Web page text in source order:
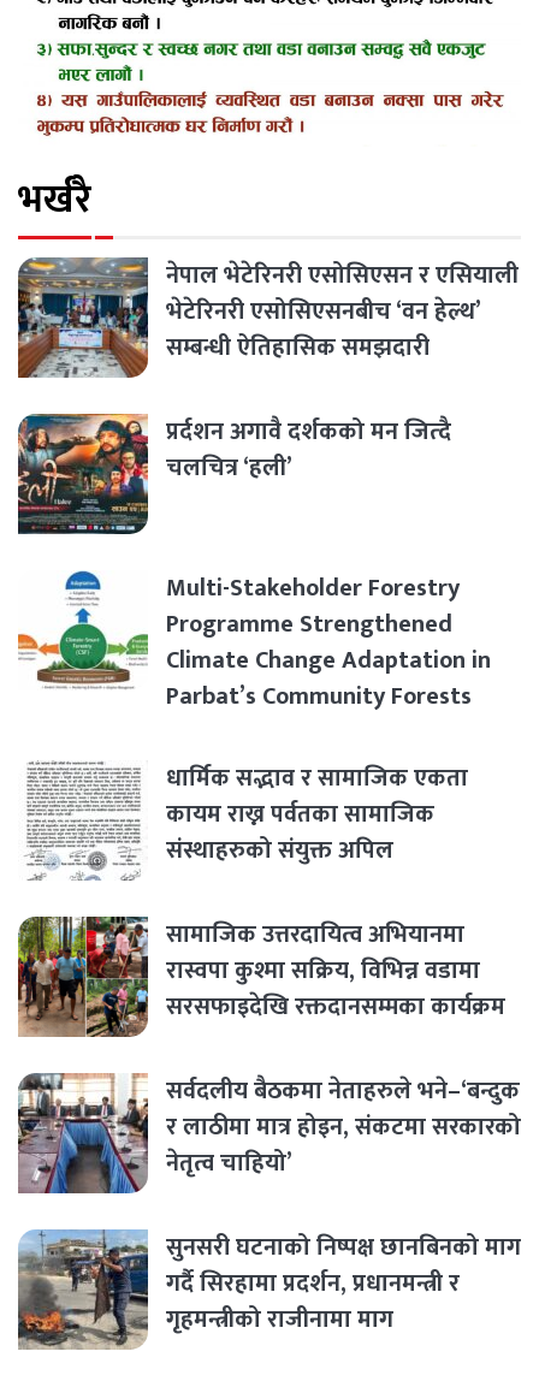
भर्खरै
नेपाल भेटेरिनरी एसोसिएसन र एसियाली
भेटेरिनरी एसोसिएसनबीच ‘वन हेल्थ’
सम्बन्धी ऐतिहासिक समझदारी
प्रर्दशन अगावै दर्शकको मन जित्दै
चलचित्र ‘हली’
Multi-Stakeholder Forestry
Programme Strengthened
Climate Change Adaptation in
Parbat’s Community Forests
धार्मिक सद्भाव र सामाजिक एकता
कायम राख्न पर्वतका सामाजिक
संस्थाहरुको संयुक्त अपिल
सामाजिक उत्तरदायित्व अभियानमा
रास्वपा कुश्मा सक्रिय, विभिन्न वडामा
सरसफाइदेखि रक्तदानसम्मका कार्यक्रम
सर्वदलीय बैठकमा नेताहरुले भने–‘बन्दुक
र लाठीमा मात्र होइन, संकटमा सरकारको
नेतृत्व चाहियो’
सुनसरी घटनाको निष्पक्ष छानबिनको माग
गर्दै सिरहामा प्रदर्शन, प्रधानमन्त्री र
गृहमन्त्रीको राजीनामा माग